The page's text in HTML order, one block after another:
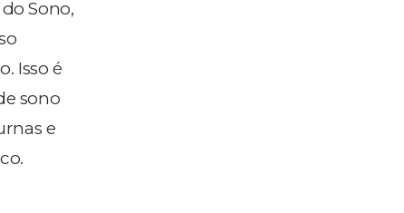
Sono,
Isso é
sono
e